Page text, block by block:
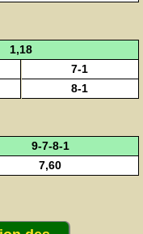
1,18
7-1
8-1
9-7-8-1
7,60